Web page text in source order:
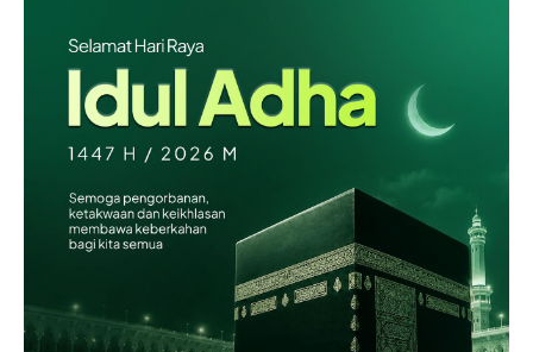
Pedoman Dewan Pers
Hubungi Kami
Aset
Indeks Artikel